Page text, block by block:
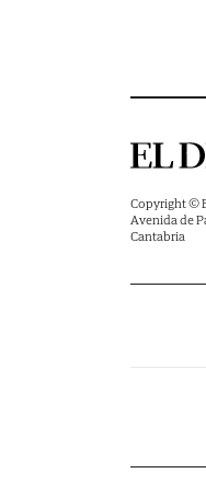
Copyright ©
Avenida de
Cantabria